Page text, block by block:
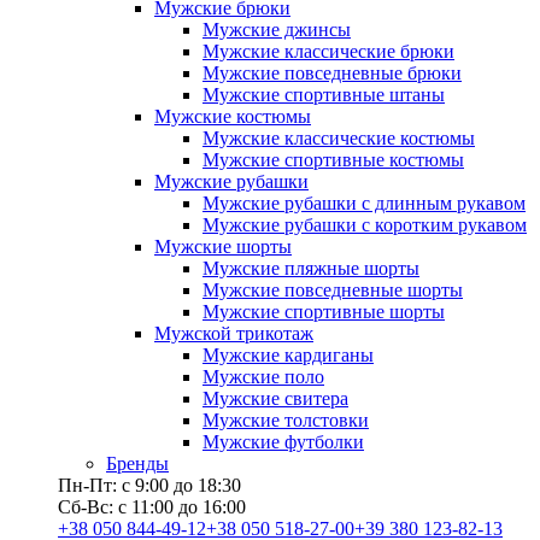
Мужские брюки
Мужские джинсы
Мужские классические брюки
Мужские повседневные брюки
Мужские спортивные штаны
Мужские костюмы
Мужские классические костюмы
Мужские спортивные костюмы
Мужские рубашки
Мужские рубашки с длинным рукавом
Мужские рубашки с коротким рукавом
Мужские шорты
Мужские пляжные шорты
Мужские повседневные шорты
Мужские спортивные шорты
Мужской трикотаж
Мужские кардиганы
Мужские поло
Мужские свитера
Мужские толстовки
Мужские футболки
Бренды
Пн-Пт: с 9:00 до 18:30
Сб-Вс: с 11:00 до 16:00
+38 050 844-49-12+38 050 518-27-00+39 380 123-82-13